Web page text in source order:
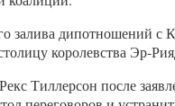
залива дипотношений
королевства
Тиллерсон после